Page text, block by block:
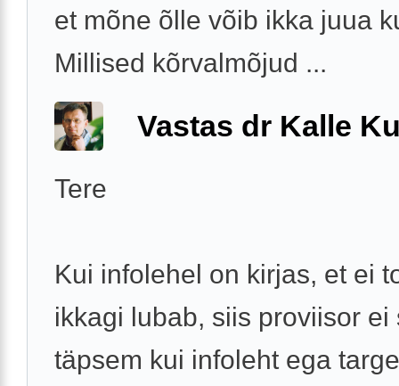
et mõne õlle võib ikka juua
Millised kõrvalmõjud ...
Vastas dr Kalle
Tere
Kui infolehel on kirjas, et ei
ikkagi lubab, siis proviisor ei
täpsem kui infoleht ega